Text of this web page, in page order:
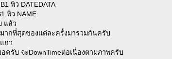
พิว DATEDATA
ว NAME
แล้ว
ากที่สุดของแต่ละครั้งมารวมกันครับ
ถว
ครับ จะDownTimeต่อเนื่องตามภาพครับ